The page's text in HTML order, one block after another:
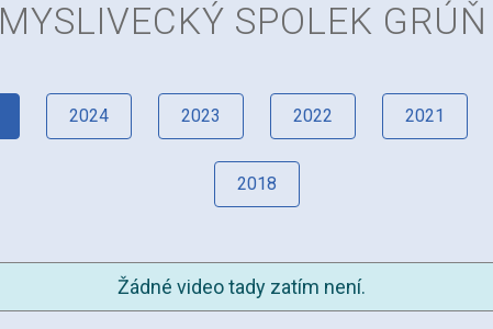
MYSLIVECKÝ SPOLEK GRÚŇ
2024 2023 2022 2021
2018
Žádné video tady zatím není.